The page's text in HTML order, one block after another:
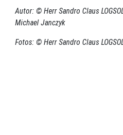
Autor: © Herr Sandro Claus
Michael Janczyk
Fotos: © Herr Sandro Claus